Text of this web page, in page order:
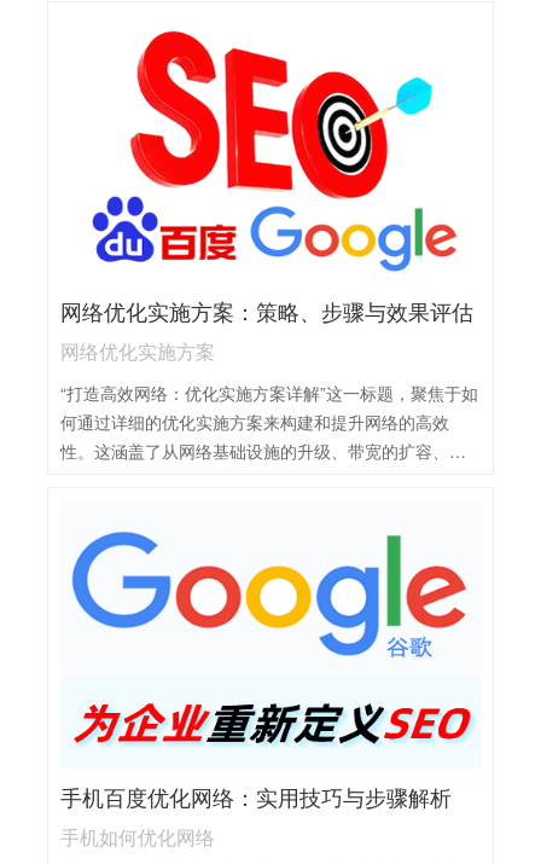
三，优化代码和服务器响应，确保后端处理高效；第
四，实施内容分发网络（CDN），分散服务器负载，提
升全球访问速度；最后，定期监测和分析网站性能，及
时发现并解决潜在问题。这些策略综合应用，能显著提
升网站加载速度，优化用户体验，进而在百度搜索引擎
中获得更好的排名。
网络优化实施方案：策略、步骤与效果评估
网络优化实施方案
“打造高效网络：优化实施方案详解”这一标题，聚焦于如
何通过详细的优化实施方案来构建和提升网络的高效
性。这涵盖了从网络基础设施的升级、带宽的扩容、到
加固。同时，针对特定应用场景的网络优化，如视频会
议、在线游戏等，也是打造高效网络不可忽视的一环。
通过全面的分析与规划，结合先进的网络技术和工具，
可以制定出切实可行的优化实施方案。执行此方案后，
预期将显著提升网络的响应速度、稳定性和承载能力，
手机百度优化网络：实用技巧与步骤解析
手机如何优化网络